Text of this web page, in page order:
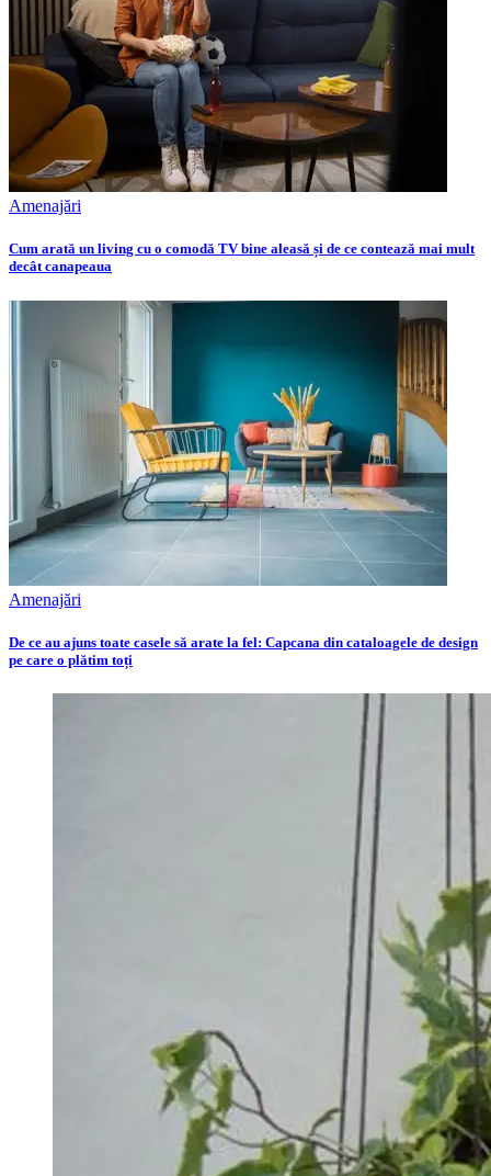
Amenajări
Cum arată un living cu o comodă TV bine aleasă și de ce contează mai mult
decât canapeaua
Amenajări
De ce au ajuns toate casele să arate la fel: Capcana din cataloagele de design
pe care o plătim toți